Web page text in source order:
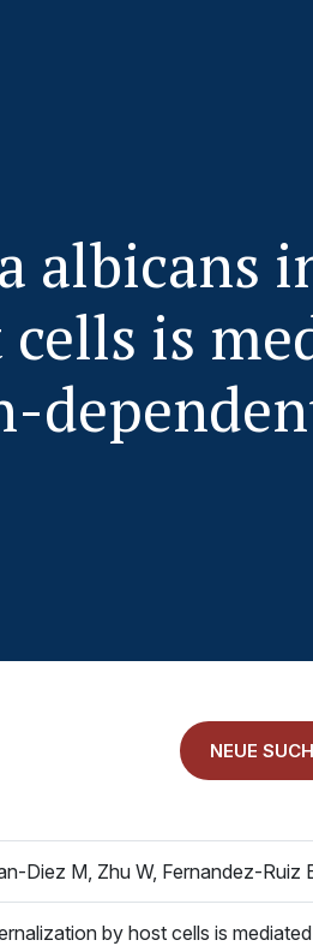
albicans
is
NEUE
Diez M, Zhu W, Fernandez-Ruiz
by host cells is